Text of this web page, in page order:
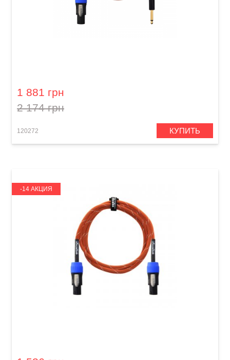
1 881 грн
2 174 грн
120272 КУПИТЬ
-14 АКЦИЯ